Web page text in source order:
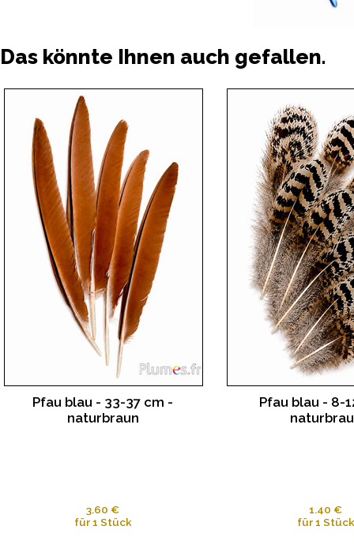
Das könnte Ihnen auch gefallen.
Pfau blau - 33-37 cm -
naturbraun
3.60 €
für 1 Stück
Pfau blau - 8-
1.40 €
für 1 Stück